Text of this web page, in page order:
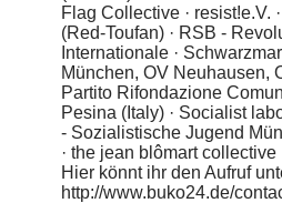
Flag Collective · resist!e.V.
(Red-Toufan) · RSB -
Internationale ·
München, OV Neuhausen,
Partito Rifondazione
Pesina (Italy) · Socialist
- Sozialistische Jugend
· the jean blômart collective
Hier könnt ihr den Aufruf
http://www.buko24.de/